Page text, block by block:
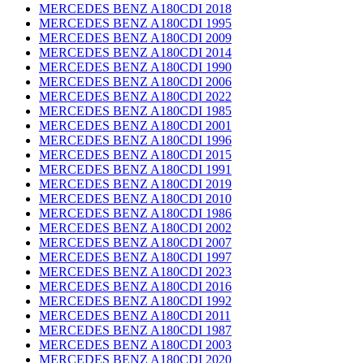
MERCEDES BENZ A180CDI 2018
MERCEDES BENZ A180CDI 1995
MERCEDES BENZ A180CDI 2009
MERCEDES BENZ A180CDI 2014
MERCEDES BENZ A180CDI 1990
MERCEDES BENZ A180CDI 2006
MERCEDES BENZ A180CDI 2022
MERCEDES BENZ A180CDI 1985
MERCEDES BENZ A180CDI 2001
MERCEDES BENZ A180CDI 1996
MERCEDES BENZ A180CDI 2015
MERCEDES BENZ A180CDI 1991
MERCEDES BENZ A180CDI 2019
MERCEDES BENZ A180CDI 2010
MERCEDES BENZ A180CDI 1986
MERCEDES BENZ A180CDI 2002
MERCEDES BENZ A180CDI 2007
MERCEDES BENZ A180CDI 1997
MERCEDES BENZ A180CDI 2023
MERCEDES BENZ A180CDI 2016
MERCEDES BENZ A180CDI 1992
MERCEDES BENZ A180CDI 2011
MERCEDES BENZ A180CDI 1987
MERCEDES BENZ A180CDI 2003
MERCEDES BENZ A180CDI 2020